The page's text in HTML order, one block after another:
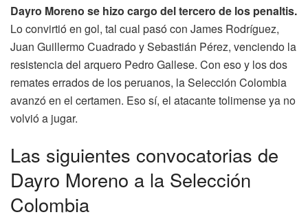
Dayro Moreno se hizo cargo del tercero de los penaltis.
Lo convirtió en gol, tal cual pasó con James Rodríguez,
Juan Guillermo Cuadrado y Sebastián Pérez, venciendo la
resistencia del arquero Pedro Gallese. Con eso y los dos
remates errados de los peruanos, la Selección Colombia
avanzó en el certamen. Eso sí, el atacante tolimense ya no
volvió a jugar.
Las siguientes convocatorias de
Dayro Moreno a la Selección
Colombia